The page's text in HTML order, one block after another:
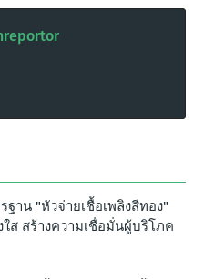
ฐาน "หัวจ่ายเชื้อเพลิงสีทอง"
ส สร้างความเชื่อมั่นผู้บริโภค